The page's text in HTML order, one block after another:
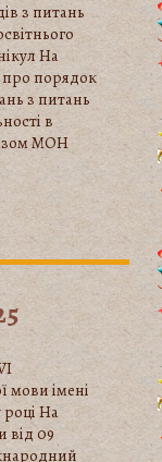
з питань
На
про порядок
з питань
в
МОН
мови імені
На
від 09